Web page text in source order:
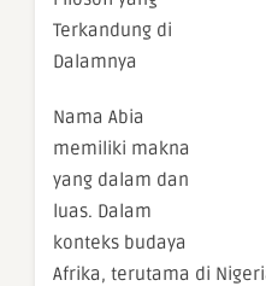
Terkandung di
Dalamnya
Nama Abia
memiliki makna
yang dalam dan
luas. Dalam
konteks budaya
Afrika, terutama di